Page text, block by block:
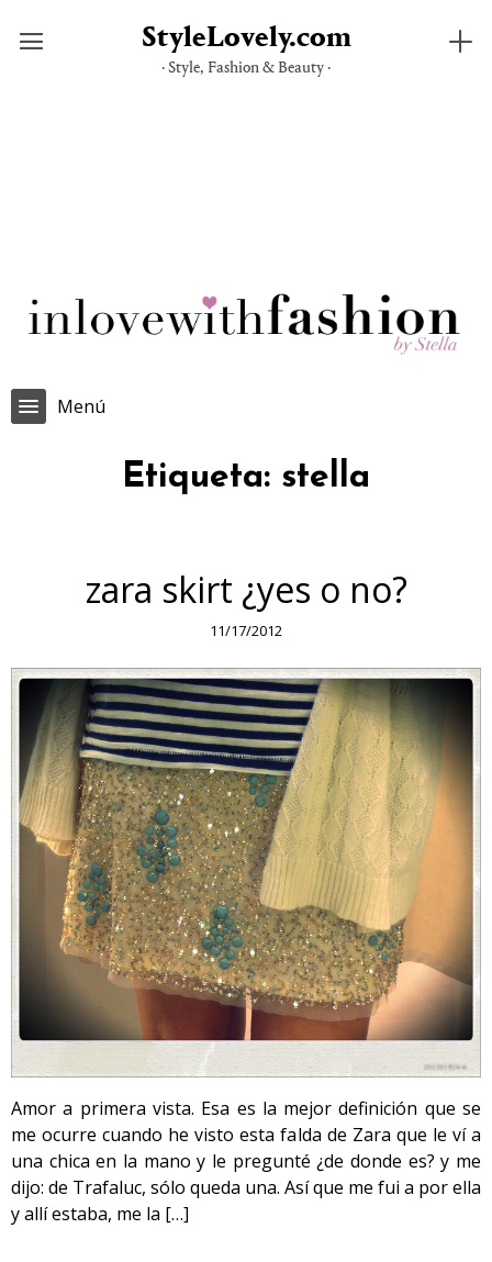
StyleLovely.com
· Style, Fashion & Beauty ·
Menú
Etiqueta: stella
zara skirt ¿yes o no?
11/17/2012
Amor a primera vista. Esa es la mejor definición que se
me ocurre cuando he visto esta falda de Zara que le ví a
una chica en la mano y le pregunté ¿de donde es? y me
dijo: de Trafaluc, sólo queda una. Así que me fui a por ella
y allí estaba, me la […]